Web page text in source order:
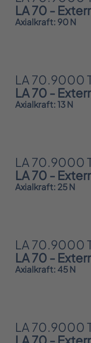
LA 70 -
Axialkraft: 90 N
LA 70.9000
LA 70 -
Axialkraft: 13 N
LA 70.9000
LA 70 -
Axialkraft: 25 N
LA 70.9000
LA 70 -
Axialkraft: 45 N
LA 70.9000